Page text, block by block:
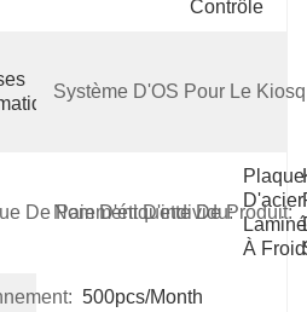
Contrôle
Système D'OS Pour Le
De Paiement D'individu:
Plaque
D'acier
À Froid
Nom D'étiquette De Produit:
500pcs/month